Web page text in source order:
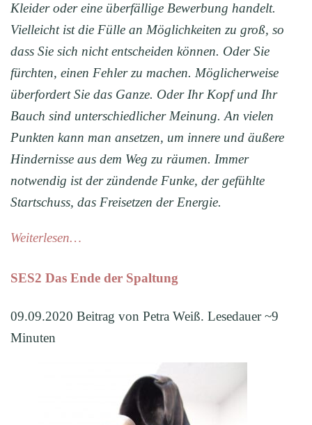
Kleider oder eine überfällige Bewerbung handelt.
Vielleicht ist die Fülle an Möglichkeiten zu groß, so
dass Sie sich nicht entscheiden können. Oder Sie
fürchten, einen Fehler zu machen. Möglicherweise
überfordert Sie das Ganze. Oder Ihr Kopf und Ihr
Bauch sind unterschiedlicher Meinung. An vielen
Punkten kann man ansetzen, um innere und äußere
Hindernisse aus dem Weg zu räumen. Immer
notwendig ist der zündende Funke, der gefühlte
Startschuss, das Freisetzen der Energie.
Weiterlesen…
SES2 Das Ende der Spaltung
09.09.2020 Beitrag von Petra Weiß. Lesedauer ~9
Minuten